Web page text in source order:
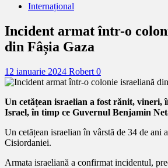
Internațional
Incident armat într-o
din Fâșia Gaza
12 ianuarie 2024 Robert 0
Un cetățean israelian a fost rănit,
Israel, în timp ce Guvernul Benjamin
Un cetățean israelian în vârstă de 34 de
Cisiordaniei.
Armata israeliană a confirmat incidentul,